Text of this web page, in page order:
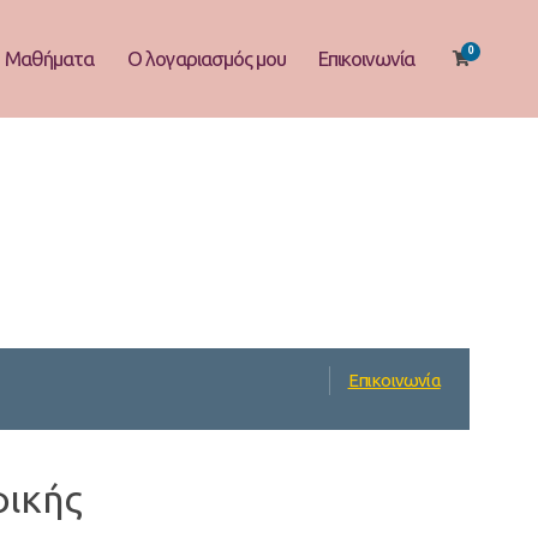
Μαθήματα Ο λογαριασμός μου Επικοινωνία 0
Επικοινωνία